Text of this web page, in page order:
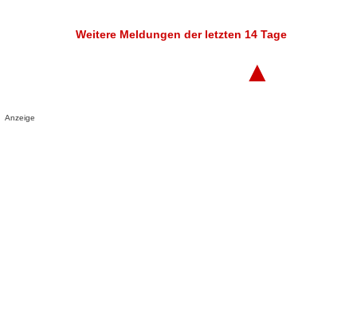
Weitere Meldungen der letzten 14 Tage
▲
Anzeige